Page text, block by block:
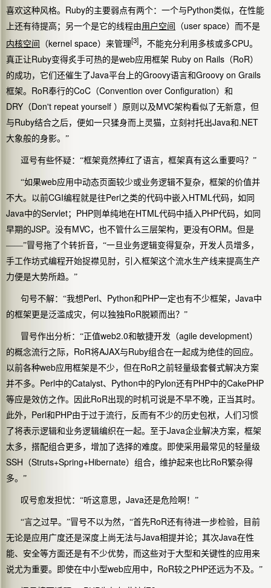
喜欢这种风格。 Ruby的主要弱点有两个：一个与Python类似，在性能
上还有待提高；另一个是它的线程由用户空间 （user space）而不是
内核空间
（kernel space）来管理[3]，不能充分利用多核或多CPU。
真正让Ruby变得炙手可热的是web应用框架 Ruby on Rails （RoR）
的成功，它们还催生了Java平台上的Groovy语言和Groovy on Grails
框架。 RoR奉行的CoC （Convention over Configuration）和
DRY （Don't repeat yourself ）原则以及MVC架构看似了无新意，但
与Ruby结合之后，便如一只猱身而上灵猫，立刻衬托出Java和.NET
大象般的身影。”
逗号有些怀疑：“框架竟然捧红了语言，框架真有这么重要吗？”
“如果web应用中动态页面较少或业务逻辑不复杂，框架的价值并
不大。以前CGI编程就是往Perl之类的代码中嵌入 HTML代码，如同
Java中的Servlet； PHP则单纯地在HTML代码中插入 PHP代码，如同
早期的JSP。没有MVC，也不管什么三层架构，更没有ORM。但是
——”冒号拖了个转折音，“一旦业务逻辑变得复杂，开发人员增多，
手工作坊式编程开始捉襟见肘，引入框架这个流水生产线来提高生产
力便是大势所趋。”
句号不解：“我想Perl、 Python和PHP一定也有不少框架， Java中
的框架更是泛滥成灾，何以独独RoR脱颖而出？”
冒号作出分析：“正值web2.0和敏捷开发（agile development）
的概念流行之际， RoR将AJAX与Ruby组合在一起成为绝佳的回应。
以前各种web应用框架是不少，但在RoR之前轻量级套餐式解决方案
并不多。 Perl中的Catalyst、 Python中的Pylon还有PHP中的CakePHP
等应是效仿之作。因此RoR出现的时机可说是不早不晚，正当其时。
此外， Perl和PHP由于过于流行，反而有不少的历史包袱，人们习惯
了将表示逻辑和业务逻辑编织在一起。至于Java企业解决方案，框架
太多，搭配组合更多，增加了选择的难度。即使采用最常见的轻量级
SSH （Struts+Spring+Hibernate）组合，维护起来也比RoR繁杂得
多。”
叹号愈发担忧：“听这意思， Java还是危险啊！”
“言之过早。”冒号不以为然，“首先RoR还有待进一步检验，目前
无论是应用广度还是深度上尚无法与Java相提并论；其次Java在性
能、安全等方面还是有不少优势，而这些对于大型和关键性的应用来
说尤为重要。即使在中小型web应用中， RoR较之 PHP还远为不及。”